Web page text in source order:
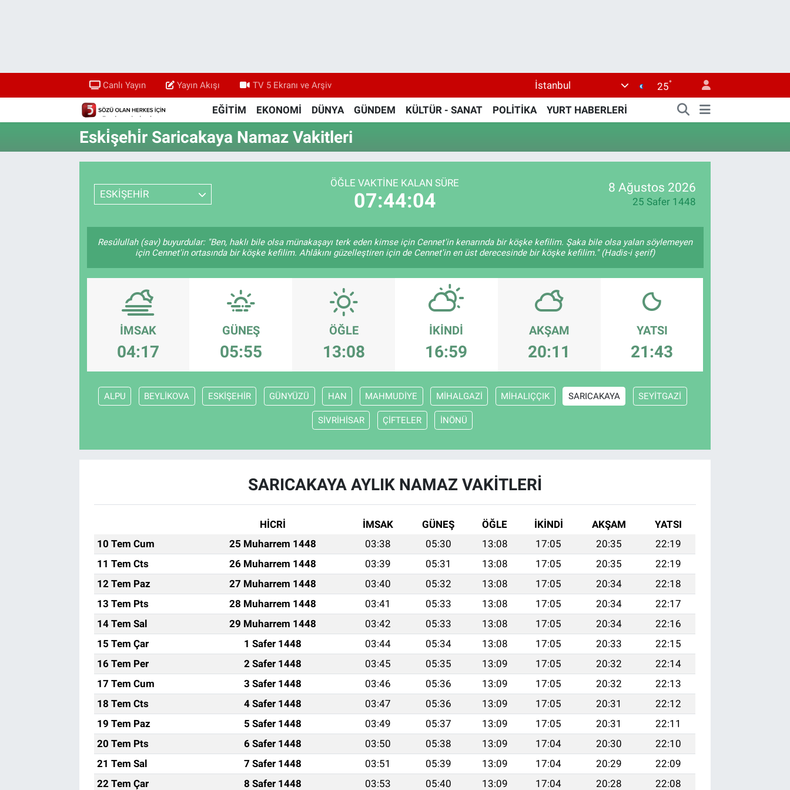
Canlı Yayın Yayın Akışı TV 5 Ekranı ve Arşiv İstanbul 25°
EĞİTİM EKONOMİ DÜNYA GÜNDEM KÜLTÜR - SANAT POLİTİKA YURT HABERLERİ
Eski̇şehi̇r Saricakaya Namaz Vakitleri
ESKİŞEHİR
ÖĞLE VAKTİNE KALAN SÜRE
07:44:03
8 Ağustos 2026
25 Safer 1448
Resûlullah (sav) buyurdular: "Ben, haklı bile olsa münakaşayı terk eden kimse için Cennet'in kenarında bir köşke kefilim. Şaka bile olsa yalan söylemeyen
için Cennet'in ortasında bir köşke kefilim. Ahlâkını güzelleştiren için de Cennet'in en üst derecesinde bir köşke kefilim." (Hadis-i şerif)
İMSAK
04:17
GÜNEŞ
05:55
ÖĞLE
13:08
İKINDI
16:59
AKŞAM
20:11
YATSI
21:43
ALPU BEYLİKOVA ESKİŞEHİR GÜNYÜZÜ HAN MAHMUDİYE MİHALGAZİ MİHALIÇÇIK SARICAKAYA SEYİTGAZİ
SİVRİHİSAR ÇİFTELER İNÖNÜ
SARICAKAYA AYLIK NAMAZ VAKITLERI
HİCRİ İMSAK GÜNEŞ ÖĞLE İKINDI AKŞAM
YATSI
10 Tem Cum
25 Muharrem 1448 03:38 05:30 13:08 17:05 20:35
22:19
11 Tem Cts
26 Muharrem 1448 03:39 05:31 13:08 17:05 20:35
22:19
12 Tem Paz
27 Muharrem 1448 03:40 05:32 13:08 17:05 20:34
22:18
13 Tem Pts
28 Muharrem 1448 03:41 05:33 13:08 17:05 20:34
22:17
14 Tem Sal
29 Muharrem 1448 03:42 05:33 13:08 17:05 20:34
22:16
15 Tem Çar
1 Safer 1448 03:44 05:34 13:08 17:05 20:33
22:15
16 Tem Per
2 Safer 1448 03:45 05:35 13:09 17:05 20:32
22:14
17 Tem Cum
3 Safer 1448 03:46 05:36 13:09 17:05 20:32
22:13
18 Tem Cts
4 Safer 1448 03:47 05:36 13:09 17:05 20:31
22:12
19 Tem Paz
5 Safer 1448 03:49 05:37 13:09 17:05 20:31
22:11
20 Tem Pts
6 Safer 1448 03:50 05:38 13:09 17:04 20:30
22:10
21 Tem Sal
7 Safer 1448 03:51 05:39 13:09 17:04 20:29
22:09
22 Tem Çar
8 Safer 1448 03:53 05:40 13:09 17:04 20:28
22:08
Yayın Akışı
TV 5 Ekranı ve Arşiv